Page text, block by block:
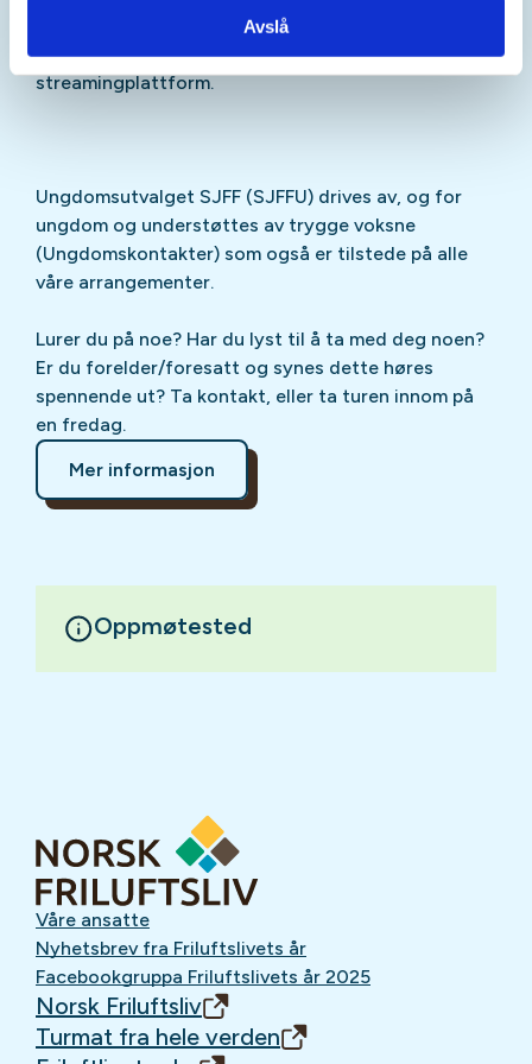
Avslå
påInstagram
TikTokog vår egenpodcastpå din favoritt-
streamingplattform.
Ungdomsutvalget SJFF (SJFFU) drives av, og for
ungdom og understøttes av trygge voksne
(Ungdomskontakter) som også er tilstede på alle
våre arrangementer.
Lurer du på noe? Har du lyst til å ta med deg noen?
Er du forelder/foresatt og synes dette høres
spennende ut? Ta kontakt, eller ta turen innom på
en fredag.
Mer informasjon
Oppmøtested
Våre ansatte
Nyhetsbrev fra Friluftslivets år
Facebookgruppa Friluftslivets år 2025
Norsk Friluftsliv
Turmat fra hele verden